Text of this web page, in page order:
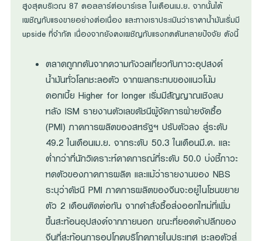
สูงสุดบริเวณ 87 ดอลลาร์ต่อบาร์เรล ในเดือนเม.ย. จากนั้นได้
เผชิญกับแรงขายอย่างต่อเนื่อง และทางเราประเมินว่าราคาน้ำมันเริ่มมี
upside ที่จำกัด เนื่องจากยังคงเผชิญกับแรงกดดันหลายปัจจัย ดังนี้
ตลาดถูกกดันจากความกังวลเกี่ยวกับภาวะอุปสงค์
น้ำมันทั่วโลกชะลอตัว จากผลกระทบของแนวโน้ม
ดอกเบี้ย Higher for longer เริ่มมีสัญญาณเชิงลบ
หลัง ISM รายงานตัวเลขดัชนีผู้จัดการฝ่ายจัดซื้อ
(PMI) ภาคการผลิตของสหรัฐฯ ปรับตัวลง สู่ระดับ
49.2 ในเดือนเม.ย. จากระดับ 50.3 ในเดือนมี.ค. และ
ต่ำกว่าที่นักวิเคราะห์คาดการณ์ที่ระดับ 50.0 บ่งชี้ภาวะ
หดตัวของภาคการผลิต และแม้ว่ารายงานของ NBS
ระบุว่าดัชนี PMI ภาคการผลิตของจีนจะอยู่ในโซนขยาย
ตัว 2 เดือนติดต่อกัน จากคำสั่งซื้อส่งออกใหม่ที่เพิ่ม
ขึ้นสะท้อนอุปสงค์จากภายนอก ขณะที่ยอดค้าปลีกของ
จีนที่สะท้อนการอุปโภคบริโภคภายในประเทศ ชะลอตัวสู่